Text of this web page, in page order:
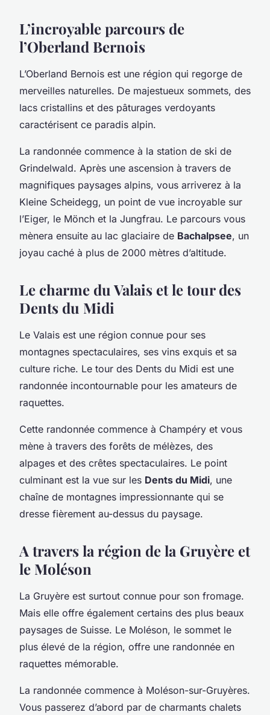
L’incroyable parcours de
l’Oberland Bernois
L’Oberland Bernois est une région qui regorge de
merveilles naturelles. De majestueux sommets, des
lacs cristallins et des pâturages verdoyants
caractérisent ce paradis alpin.
La randonnée commence à la station de ski de
Grindelwald. Après une ascension à travers de
magnifiques paysages alpins, vous arriverez à la
Kleine Scheidegg, un point de vue incroyable sur
l’Eiger, le Mönch et la Jungfrau. Le parcours vous
mènera ensuite au lac glaciaire de Bachalpsee, un
joyau caché à plus de 2000 mètres d’altitude.
Le charme du Valais et le tour des
Dents du Midi
Le Valais est une région connue pour ses
montagnes spectaculaires, ses vins exquis et sa
culture riche. Le tour des Dents du Midi est une
randonnée incontournable pour les amateurs de
raquettes.
Cette randonnée commence à Champéry et vous
mène à travers des forêts de mélèzes, des
alpages et des crêtes spectaculaires. Le point
culminant est la vue sur les Dents du Midi, une
chaîne de montagnes impressionnante qui se
dresse fièrement au-dessus du paysage.
A travers la région de la Gruyère et
le Moléson
La Gruyère est surtout connue pour son fromage.
Mais elle offre également certains des plus beaux
paysages de Suisse. Le Moléson, le sommet le
plus élevé de la région, offre une randonnée en
raquettes mémorable.
La randonnée commence à Moléson-sur-Gruyères.
Vous passerez d’abord par de charmants chalets